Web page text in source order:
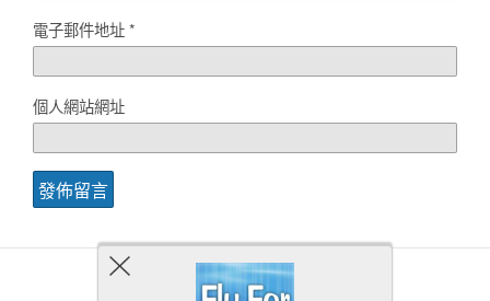
電子郵件地址*
個人網站網址